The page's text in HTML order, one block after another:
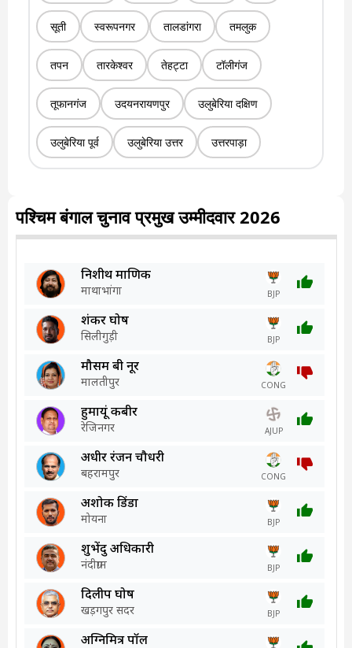
सूती स्वरूपनगर तालडांगरा तमलुक
तपन तारकेश्वर तेहट्टा टॉलीगंज
तूफानगंज उदयनरायणपुर उलुबेरिया दक्षिण
उलुबेरिया पूर्व उलुबेरिया उत्तर उत्तरपाड़ा
पश्चिम बंगाल चुनाव प्रमुख उम्मीदवार 2026